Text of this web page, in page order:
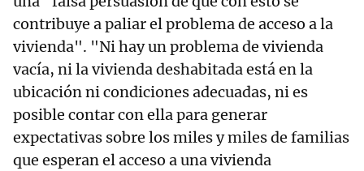
contribuye a paliar el problema de acceso a la
vivienda". "Ni hay un problema de vivienda
vacía, ni la vivienda deshabitada está en la
ubicación ni condiciones adecuadas, ni es
posible contar con ella para generar
expectativas sobre los miles y miles de familias
que esperan el acceso a una vivienda